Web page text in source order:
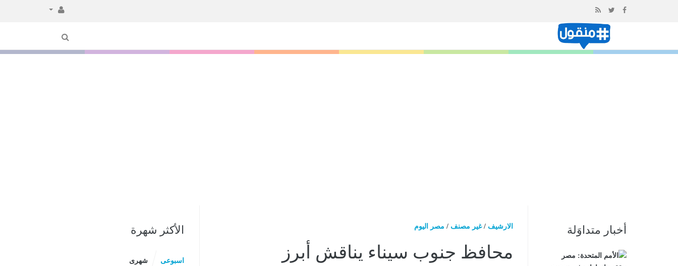
المحتوى
أخبار متداوَلة الارشيف /غير مصنف / مصر اليوم
محافظ جنوب سيناء يناقش أبرز
الأكثر شهرة
اسبوعى شهرى